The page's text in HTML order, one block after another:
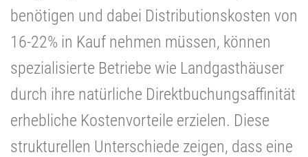
benötigen und dabei Distributionskosten von
16-22% in Kauf nehmen müssen, können
spezialisierte Betriebe wie Landgasthäuser
durch ihre natürliche Direktbuchungsaffinität
erhebliche Kostenvorteile erzielen. Diese
strukturellen Unterschiede zeigen, dass eine